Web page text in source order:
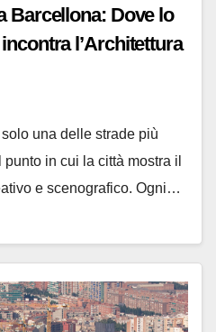
Barcellona: Dove lo
l’Architettura
una delle strade più
in cui la città mostra il
e scenografico. Ogni…